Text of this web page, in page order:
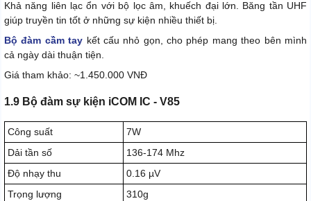
Khả năng liên lạc ổn với bộ lọc âm, khuếch đại lớn. Băng tần UHF
giúp truyền tin tốt ở những sự kiện nhiều thiết bị.
Bộ đàm cầm tay kết cấu nhỏ gọn, cho phép mang theo bên mình
cả ngày dài thuận tiện.
Giá tham khảo: ~1.450.000 VNĐ
1.9 Bộ đàm sự kiện iCOM IC - V85
Công suất
7W
Dải tần số
136-174 Mhz
Độ nhạy thu
0.16 µV
Trọng lượng
310g